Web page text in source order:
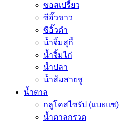
ซอสเปรี้ยว
ซีอิ๊วขาว
ซีอิ๊วดำ
น้ำจิ้มสุกี้
น้ำจิ้มไก่
น้ำปลา
น้ำส้มสายชู
น้ำตาล
กลูโคสไซรัป (แบะแซ)
น้ำตาลกรวด